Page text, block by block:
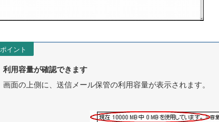
ポイント
利用容量が確認できます
画面の上側に、送信メール保管の利用容量が表示されます。